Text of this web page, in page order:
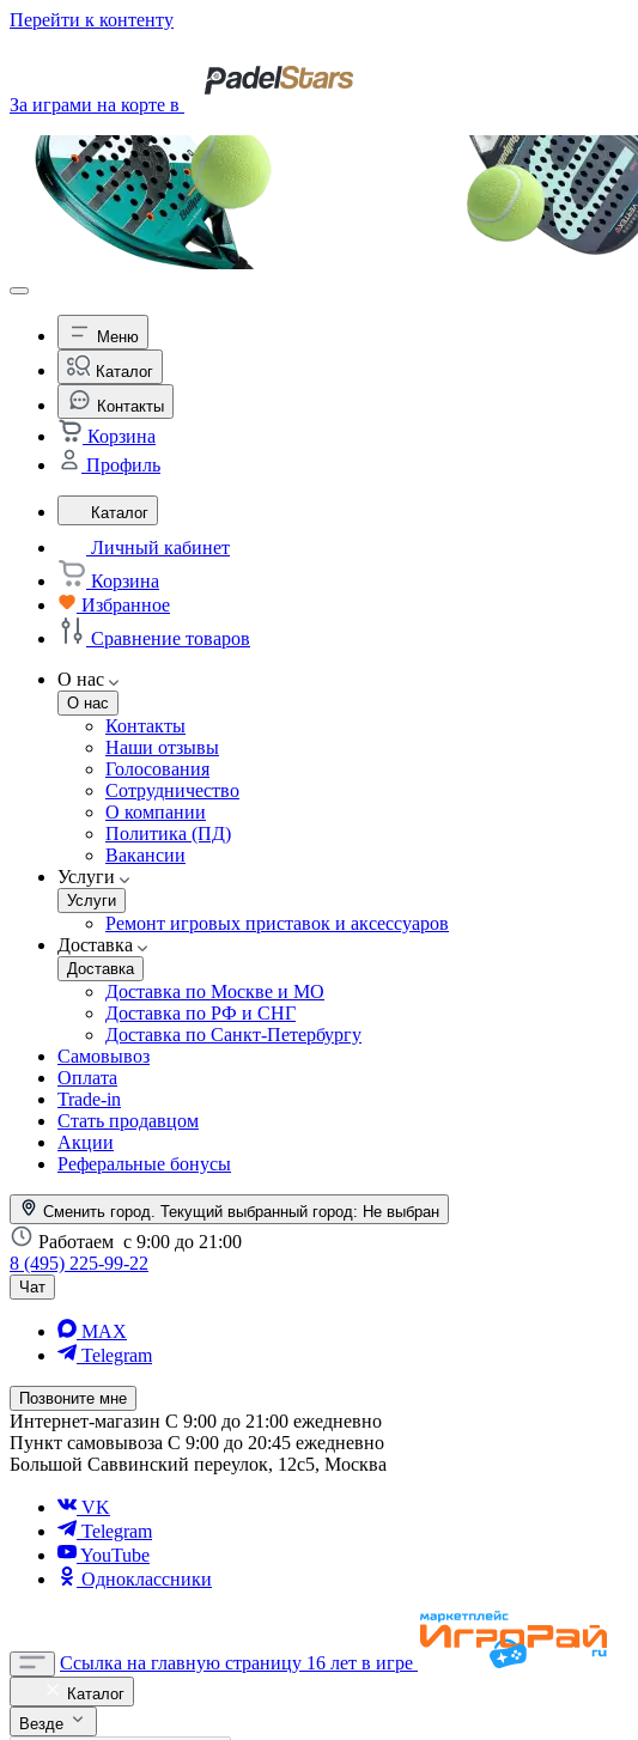
Перейти к контенту
За играми на корте в
Меню
Каталог
Контакты
Корзина
Профиль
Каталог
Личный кабинет
Корзина
Избранное
Сравнение товаров
О нас
О нас
Контакты
Наши отзывы
Голосования
Сотрудничество
О компании
Политика (ПД)
Вакансии
Услуги
Услуги
Ремонт игровых приставок и аксессуаров
Доставка
Доставка
Доставка по Москве и МО
Доставка по РФ и СНГ
Доставка по Санкт-Петербургу
Самовывоз
Оплата
Trade-in
Стать продавцом
Акции
Реферальные бонусы
Сменить город. Текущий выбранный город: Не выбран
Работаем с 9:00 до 21:00
8 (495) 225-99-22
Чат
MAX
Telegram
Позвоните мне
Интернет-магазин С 9:00 до 21:00 ежедневно
Пункт самовывоза С 9:00 до 20:45 ежедневно
Большой Саввинский переулок, 12с5, Москва
VK
Telegram
YouTube
Одноклассники
Ссылка на главную страницу 16 лет в игре
Каталог
Везде